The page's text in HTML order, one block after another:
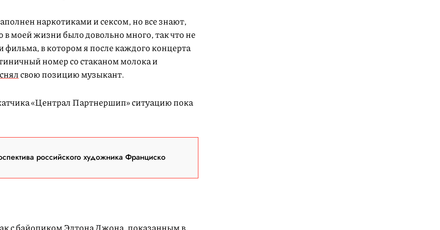
наркотиками и сексом, но все знают,
в моей жизни было довольно много, так что не
фильма, в котором я после каждого концерта
номер со стаканом молока и
свою позицию музыкант.
«Централ Партнершип» ситуацию пока
российского художника Франциско